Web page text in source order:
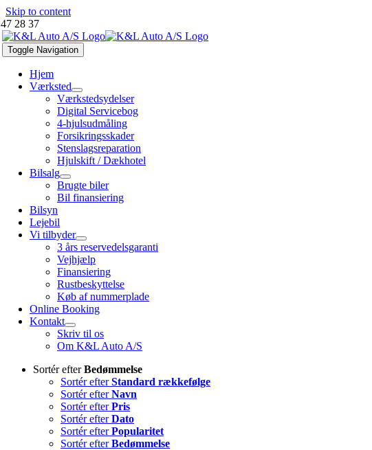
Skip to content
28 37
Toggle Navigation
Hjem
Værksted
Værkstedsydelser
Digital Servicebog
4-hjulsudmåling
Forsikringsskader
Stenslagsreparation
Hjulskift / Dækhotel
Bilsalg
Brugte biler
Bil finansiering
Bilsyn
Lejebil
Vi tilbyder
3 års reservedelsgaranti
Vejhjælp
Finansiering
Rustbeskyttelse
Køb af nummerplade
Online Booking
Kontakt
Skriv til os
Om K&L Auto A/S
Sortér efterBedømmelse
Sortér efterStandard rækkefølge
Sortér efterNavn
Sortér efterPris
Sortér efterDato
Sortér efterPopularitet
Sortér efterBedømmelse